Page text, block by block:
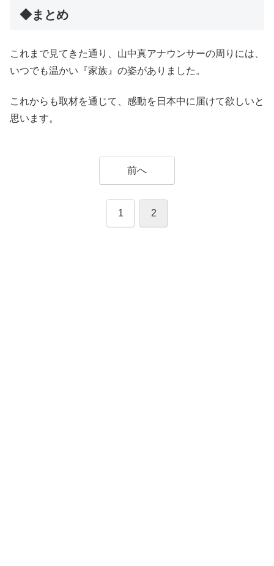
◆まとめ
これまで見てきた通り、山中真アナウンサーの周りには、
いつでも温かい『家族』の姿がありました。
これからも取材を通じて、感動を日本中に届けて欲しいと
思います。
前へ
1 2